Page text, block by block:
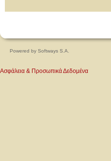
Powered by Softways S.A.
Ασφάλεια & Προσωπικά Δεδομένα